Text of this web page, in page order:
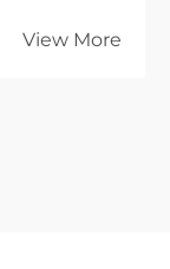
التشغيلية.
View More